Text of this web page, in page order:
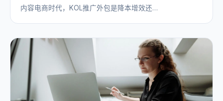
内容电商时代，KOL推广外包是降本增效还…